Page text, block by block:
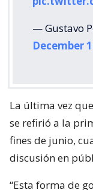
— Gustavo
December
La última vez
se refirió a la
fines de junio,
discusión en
“Esta forma de